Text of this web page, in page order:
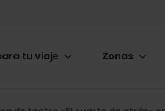
tu viaje Zonas